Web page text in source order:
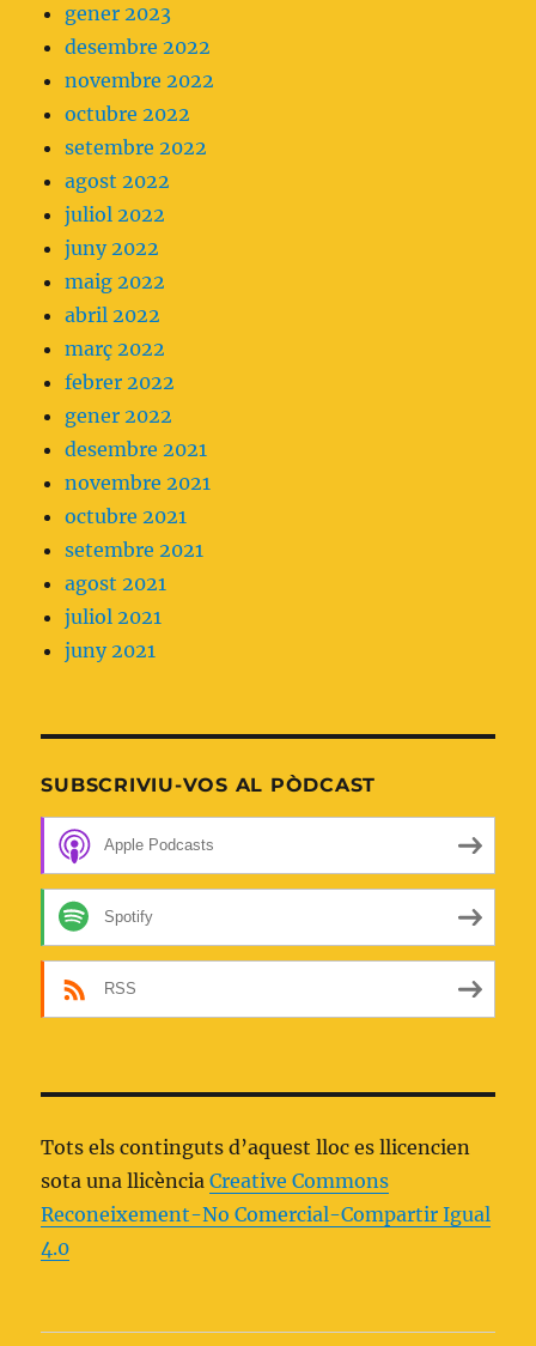
gener 2023
desembre 2022
novembre 2022
octubre 2022
setembre 2022
agost 2022
juliol 2022
juny 2022
maig 2022
abril 2022
març 2022
febrer 2022
gener 2022
desembre 2021
novembre 2021
octubre 2021
setembre 2021
agost 2021
juliol 2021
juny 2021
SUBSCRIVIU-VOS AL PÒDCAST
Apple Podcasts
Spotify
RSS
Tots els continguts d’aquest lloc es llicencien
sota una llicènciaCreative Commons
Reconeixement-No Comercial-Compartir Igual
4.0